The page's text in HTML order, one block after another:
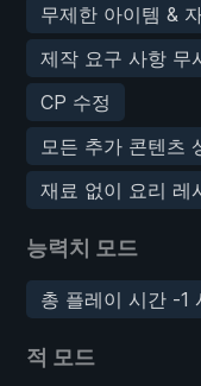
무제한 아이템 &
제작 요구 사항 무
CP 수정
모든 추가 콘텐츠
재료 없이 요리 레
능력치 모드
총 플레이 시간 -1
적 모드